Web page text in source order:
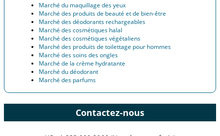
Marché du maquillage des yeux
Marché des produits de beauté et de bien-être
Marché des déodorants rechargeables
Marché des cosmétiques halal
Marché des cosmétiques végétaliens
Marché des produits de toilettage pour hommes
Marché des soins des ongles
Marché de la crème hydratante
Marché du déodorant
Marché des parfums
Contactez-nous